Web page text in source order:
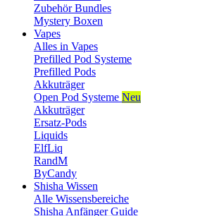
Zubehör Bundles
Mystery Boxen
Vapes
Alles in Vapes
Prefilled Pod Systeme
Prefilled Pods
Akkuträger
Open Pod Systeme Neu
Akkuträger
Ersatz-Pods
Liquids
ElfLiq
RandM
ByCandy
Shisha Wissen
Alle Wissensbereiche
Shisha Anfänger Guide